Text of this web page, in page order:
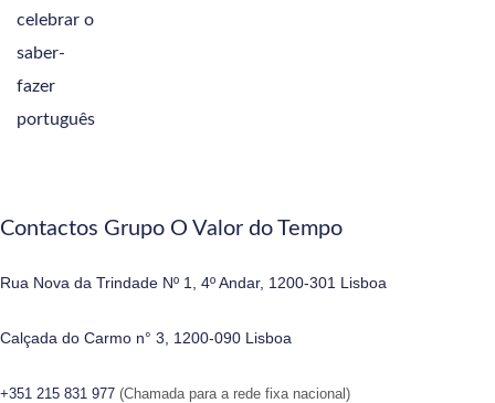
Contactos Grupo O Valor do Tempo
Rua Nova da Trindade Nº 1, 4º Andar, 1200-301 Lisboa
Calçada do Carmo n° 3, 1200-090 Lisboa
+351 215 831 977 (Chamada para a rede fixa nacional)